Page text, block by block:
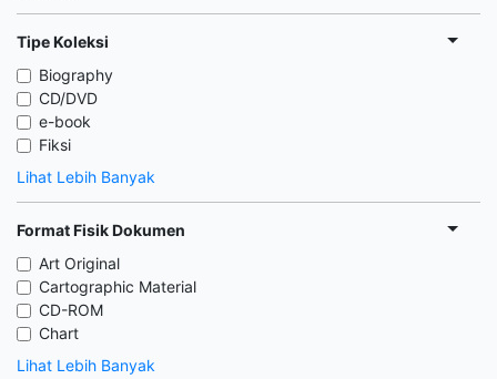
Tipe Koleksi
Biography
CD/DVD
e-book
Fiksi
Lihat Lebih Banyak
Format Fisik Dokumen
Art Original
Cartographic Material
CD-ROM
Chart
Lihat Lebih Banyak